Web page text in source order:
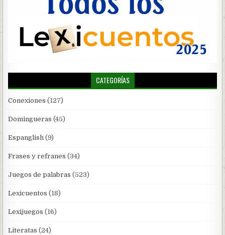
CATEGORÍAS
Conexiones (127)
Domingueras (45)
Espanglish (9)
Frases y refranes (34)
Juegos de palabras (523)
Lexicuentos (18)
Lexijuegos (16)
Literatas (24)